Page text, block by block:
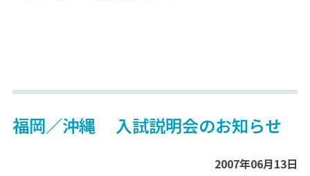
福岡／沖縄 入試説明会のお知らせ
2007年06月13日